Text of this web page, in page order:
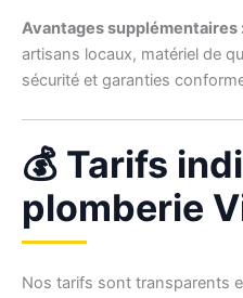
Avantages supplémentaires
artisans locaux, matériel de
sécurité et garanties
💰 Tarifs
plomberie
Nos tarifs sont transparents